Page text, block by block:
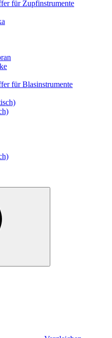
für Zupfinstrumente
für Blasinstrumente